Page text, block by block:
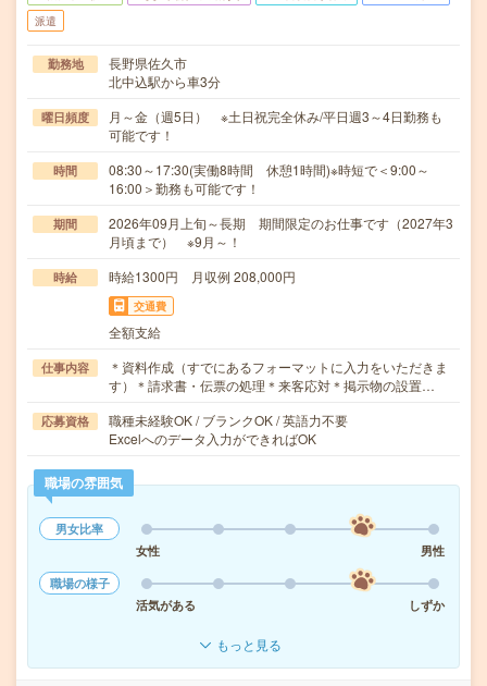
派遣
勤務地
長野県佐久市
北中込駅から車3分
曜日頻度
月～金（週5日） ※土日祝完全休み/平日週3～4日勤務も
可能です！
時間
08:30～17:30(実働8時間 休憩1時間)※時短で＜9:00～
16:00＞勤務も可能です！
期間
2026年09月上旬～長期 期間限定のお仕事です（2027年3
月頃まで） ※9月～！
時給 時給1300円 月収例 208,000円
交通費
全額支給
仕事内容
＊資料作成（すでにあるフォーマットに入力をいただきま
す）＊請求書・伝票の処理＊来客応対＊掲示物の設置…
応募資格
職種未経験OK / ブランクOK / 英語力不要
Excelへのデータ入力ができればOK
職場の雰囲気
男女比率
女性
男性
職場の様子
活気がある
しずか
もっと見る